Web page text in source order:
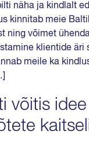
näha ja kindlalt
kinnitab meie
ning võimet
klientide äri
meile ka
võitis